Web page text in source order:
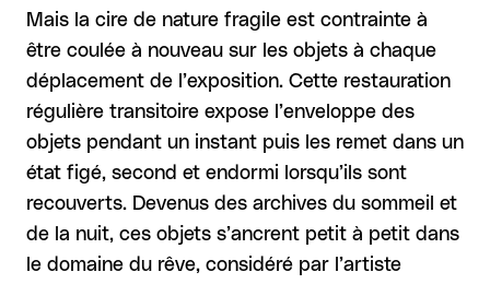
Mais la cire de nature fragile est contrainte à
être coulée à nouveau sur les objets à chaque
déplacement de l’exposition. Cette restauration
régulière transitoire expose l’enveloppe des
objets pendant un instant puis les remet dans un
état figé, second et endormi lorsqu’ils sont
recouverts. Devenus des archives du sommeil et
de la nuit, ces objets s’ancrent petit à petit dans
le domaine du rêve, considéré par l’artiste